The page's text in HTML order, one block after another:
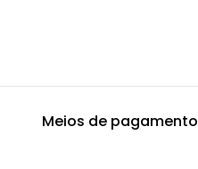
Meios de pagamento